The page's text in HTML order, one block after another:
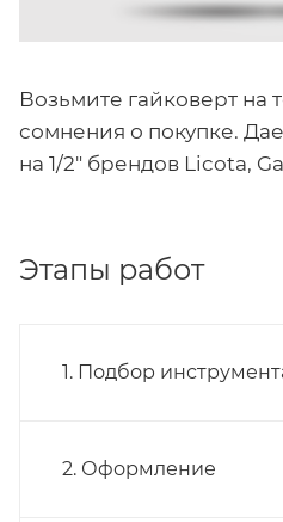
Возьмите гайковерт на
сомнения о покупке.
на 1/2" брендов Licota,
Этапы работ
1. Подбор
2. Оформление